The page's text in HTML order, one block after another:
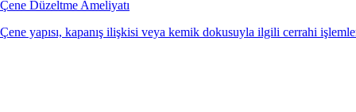
Çene Düzeltme Ameliyatı
Çene yapısı, kapanış ilişkisi veya kemik dokusuyla ilgili cerrahi